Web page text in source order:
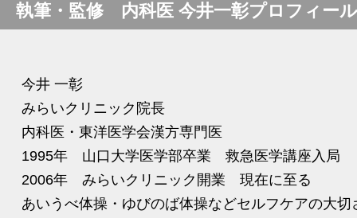
執筆・監修 内科医 今井一彰プロフィール
今井 一彰
みらいクリニック院長
内科医・東洋医学会漢方専門医
1995年 山口大学医学部卒業 救急医学講座入局
2006年 みらいクリニック開業 現在に至る
あいうべ体操・ゆびのば体操などセルフケアの大